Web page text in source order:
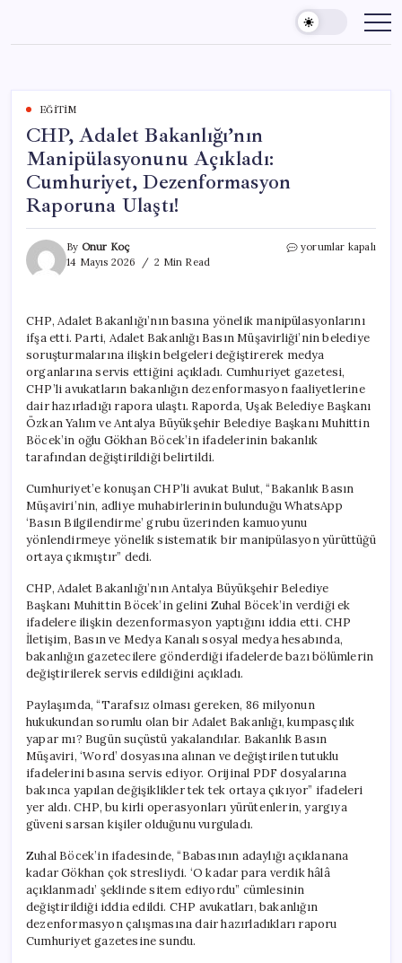
content
EĞITIM
CHP, Adalet Bakanlığı’nın
Manipülasyonunu Açıkladı:
Cumhuriyet, Dezenformasyon
Raporuna Ulaştı!
By Onur Koç
14 Mayıs 2026
2 Min Read
CHP,
Cumhuriyet,
Dezenformasyon
Raporuna
Ulaştı!
için
yorumlar kapalı
CHP, Adalet Bakanlığı’nın basına yönelik manipülasyonlarını
ifşa etti. Parti, Adalet Bakanlığı Basın Müşavirliği’nin belediye
soruşturmalarına ilişkin belgeleri değiştirerek medya
organlarına servis ettiğini açıkladı. Cumhuriyet gazetesi,
CHP’li avukatların bakanlığın dezenformasyon faaliyetlerine
dair hazırladığı rapora ulaştı. Raporda, Uşak Belediye Başkanı
Özkan Yalım ve Antalya Büyükşehir Belediye Başkanı Muhittin
Böcek’in oğlu Gökhan Böcek’in ifadelerinin bakanlık
tarafından değiştirildiği belirtildi.
Cumhuriyet’e konuşan CHP’li avukat Bulut, “Bakanlık Basın
Müşaviri’nin, adliye muhabirlerinin bulunduğu WhatsApp
‘Basın Bilgilendirme’ grubu üzerinden kamuoyunu
yönlendirmeye yönelik sistematik bir manipülasyon yürüttüğü
ortaya çıkmıştır” dedi.
CHP, Adalet Bakanlığı’nın Antalya Büyükşehir Belediye
Başkanı Muhittin Böcek’in gelini Zuhal Böcek’in verdiği ek
ifadelere ilişkin dezenformasyon yaptığını iddia etti. CHP
İletişim, Basın ve Medya Kanalı sosyal medya hesabında,
bakanlığın gazetecilere gönderdiği ifadelerde bazı bölümlerin
değiştirilerek servis edildiğini açıkladı.
Paylaşımda, “Tarafsız olması gereken, 86 milyonun
hukukundan sorumlu olan bir Adalet Bakanlığı, kumpasçılık
yapar mı? Bugün suçüstü yakalandılar. Bakanlık Basın
Müşaviri, ‘Word’ dosyasına alınan ve değiştirilen tutuklu
ifadelerini basına servis ediyor. Orijinal PDF dosyalarına
bakınca yapılan değişiklikler tek tek ortaya çıkıyor” ifadeleri
yer aldı. CHP, bu kirli operasyonları yürütenlerin, yargıya
güveni sarsan kişiler olduğunu vurguladı.
Zuhal Böcek’in ifadesinde, “Babasının adaylığı açıklanana
kadar Gökhan çok stresliydi. ‘O kadar para verdik hâlâ
açıklanmadı’ şeklinde sitem ediyordu” cümlesinin
değiştirildiği iddia edildi. CHP avukatları, bakanlığın
dezenformasyon çalışmasına dair hazırladıkları raporu
Cumhuriyet gazetesine sundu.